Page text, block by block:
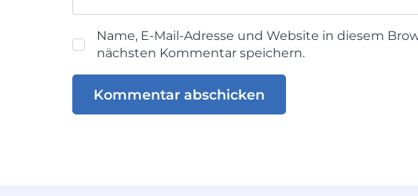
Name, E-Mail-Adresse und Website in diesem
nächsten Kommentar speichern.